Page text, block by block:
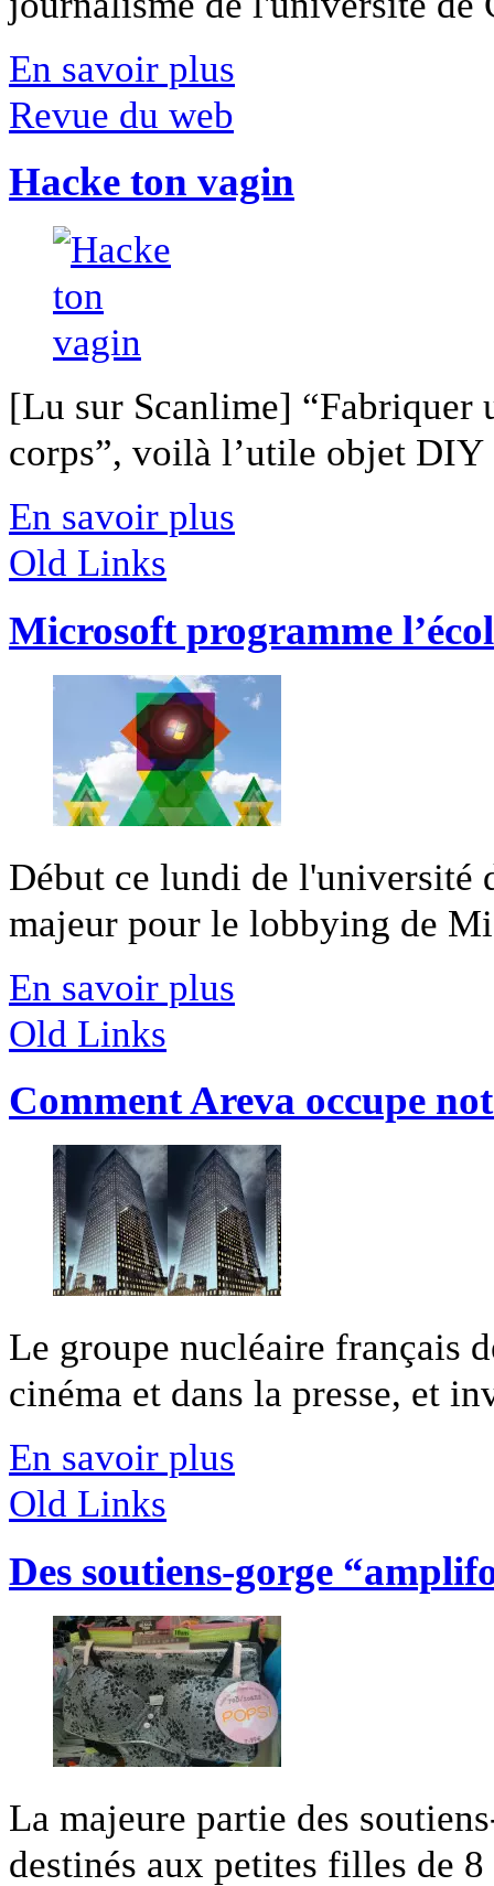
En savoir plus
Revue du web
Hacke ton vagin
[Lu sur Scanlime] “Fabriquer
corps”, voilà l’utile objet
En savoir plus
Old Links
Microsoft programme
Début ce lundi de l'université
majeur pour le lobbying de
En savoir plus
Old Links
Comment Areva occupe
Le groupe nucléaire français
cinéma et dans la presse, et
En savoir plus
Old Links
Des soutiens-gorge
La majeure partie des
destinés aux petites filles de